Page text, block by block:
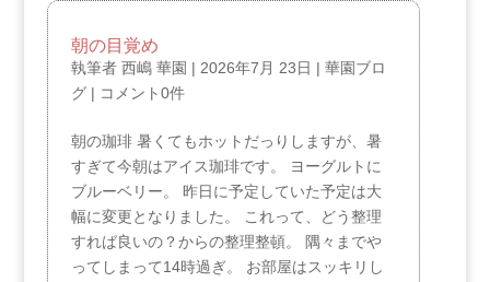
朝の目覚め
執筆者 西嶋 華園 | 2026年7月 23日 | 華園ブロ
グ| コメント0件
朝の珈琲 暑くてもホットだっりしますが、暑
すぎて今朝はアイス珈琲です。 ヨーグルトに
ブルーベリー。 昨日に予定していた予定は大
幅に変更となりました。 これって、どう整理
すれば良いの？からの整理整頓。 隅々までや
ってしまって14時過ぎ。 お部屋はスッキリし